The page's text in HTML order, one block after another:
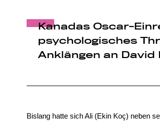
Kanadas Oscar-
psychologisches
Anklängen an David
Bislang hatte sich Ali (Ekin Koç) neben